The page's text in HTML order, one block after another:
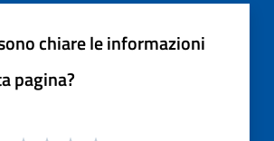
chiare le informazioni
pagina?